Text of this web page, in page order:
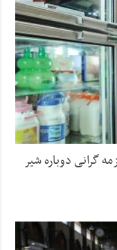
گرانی دوباره شیر